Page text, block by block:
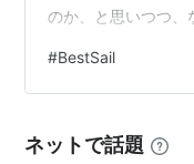
のか、と思いつつ、
幕張公演が3階席だ
瞰してみれるよう
臨むことができまし
#BestSail
ネットで話題